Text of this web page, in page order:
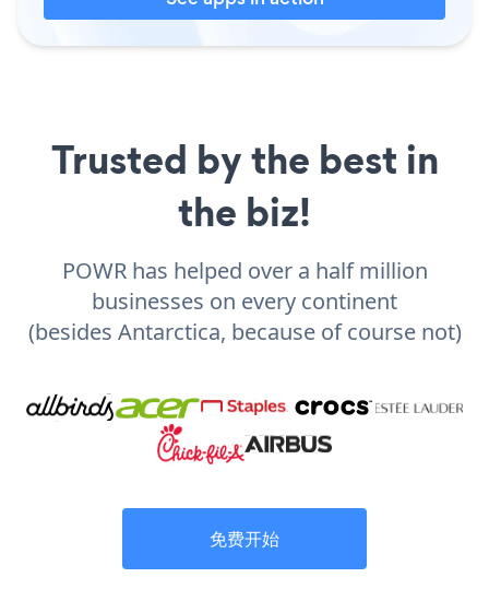
Trusted by the best in
the biz!
POWR has helped over a half million
businesses on every continent
(besides Antarctica, because of course not)
免费开始